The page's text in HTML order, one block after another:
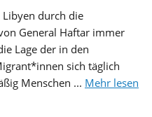
durch die
General Haftar immer
Lage der in den
sich täglich
Menschen ... Mehr lesen